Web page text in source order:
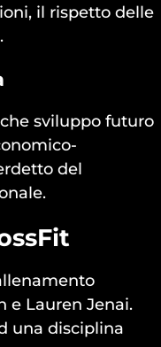
il rispetto delle
sviluppo futuro
del
e Lauren Jenai.
una disciplina